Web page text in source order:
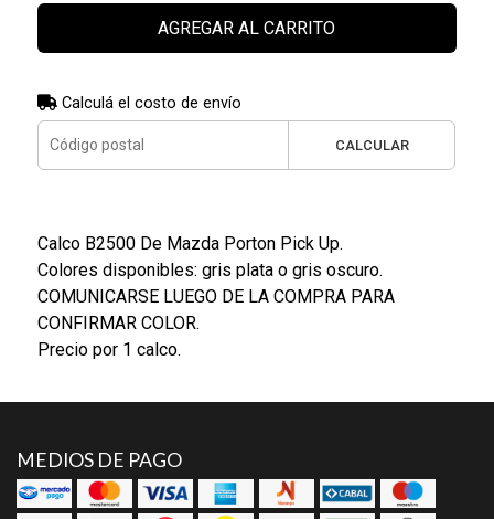
AGREGAR AL CARRITO
Calculá el costo de envío
CALCULAR
Calco B2500 De Mazda Porton Pick Up.
Colores disponibles: gris plata o gris oscuro.
COMUNICARSE LUEGO DE LA COMPRA PARA
CONFIRMAR COLOR.
Precio por 1 calco.
MEDIOS DE PAGO